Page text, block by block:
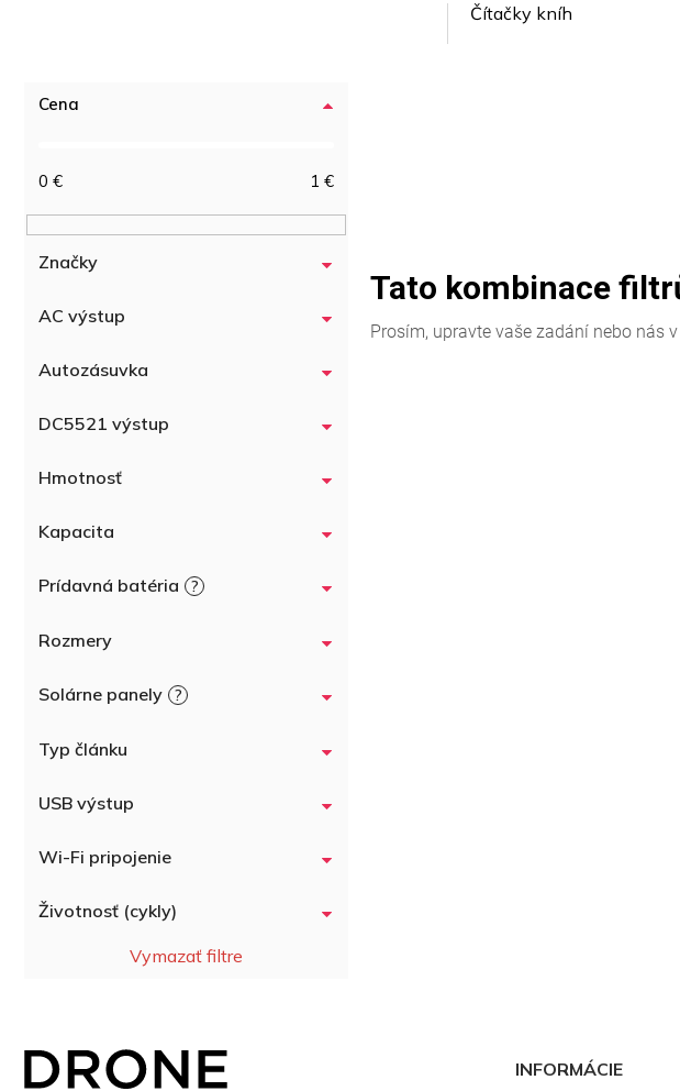
Cena
0 € 1 €
Značky
AC výstup
Autozásuvka
DC5521 výstup
Hmotnosť
Kapacita
Prídavná batéria ?
Rozmery
Solárne panely ?
Typ článku
USB výstup
Wi-Fi pripojenie
Životnosť (cykly)
Vymazať filtre
Čítačky kníh
INFORMÁCIE